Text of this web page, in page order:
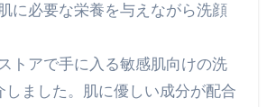
に必要な栄養を与えながら洗顔
トアで手に入る敏感肌向けの洗
しました。肌に優しい成分が配合